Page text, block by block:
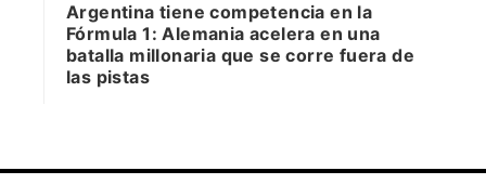
Argentina tiene competencia en la
Fórmula 1: Alemania acelera en una
batalla millonaria que se corre fuera de
las pistas